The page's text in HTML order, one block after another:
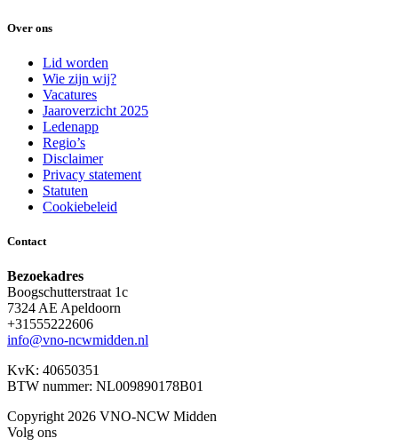
Over ons
Lid worden
Wie zijn wij?
Vacatures
Jaaroverzicht 2025
Ledenapp
Regio’s
Disclaimer
Privacy statement
Statuten
Cookiebeleid
Contact
Bezoekadres
Boogschutterstraat 1c
7324 AE Apeldoorn
+31555222606
info@vno-ncwmidden.nl
KvK: 40650351
BTW nummer: NL009890178B01
Copyright 2026 VNO-NCW Midden
Volg ons